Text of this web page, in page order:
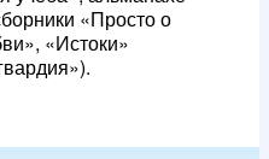
«Просто о
«Истоки»